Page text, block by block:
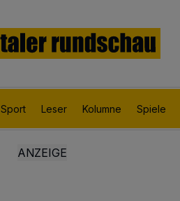
Sport Leser Kolumne Spiele